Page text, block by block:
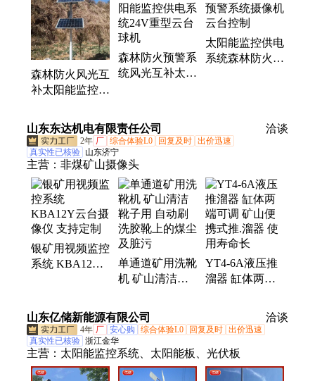
锂电池、移动哨兵
森林防火风光互
补太阳能监控供
像云台景区监测
森林防火预警系
统风光互补太阳
太阳能监控供电
系统森林防火预
山东东达机电有限责任公司 洽谈
2年 厂 综合体验L0 回复及时 出价迅速
真实性已核验 山东济宁
主营： 非煤矿山摄像头
银矿用视频监控
系统 KBA12Y
单通道矿用洗靴
机 矿山清洁靴
胶靴上的煤尘及
脏污
YT4-6A液压推
溜器 缸体两端
式推.溜器 使用
寿命长
山东亿储新能源有限公司 洽谈
4年 厂 安心购 综合体验L0 回复及时 出价迅速
真实性已核验 浙江金华
主营： 太阳能监控系统、太阳能板、光伏板